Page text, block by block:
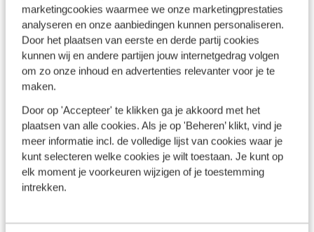
marketingcookies waarmee we onze marketingprestaties
analyseren en onze aanbiedingen kunnen personaliseren.
Door het plaatsen van eerste en derde partij cookies
kunnen wij en andere partijen jouw internetgedrag volgen
om zo onze inhoud en advertenties relevanter voor je te
maken.
Door op 'Accepteer' te klikken ga je akkoord met het
plaatsen van alle cookies. Als je op 'Beheren’ klikt, vind je
meer informatie incl. de volledige lijst van cookies waar je
kunt selecteren welke cookies je wilt toestaan. Je kunt op
elk moment je voorkeuren wijzigen of je toestemming
intrekken.
Natuurliefhebbers kiezen juist voor een eco-lodge bij het
natuurgebied Ria Formosa. Dankzij jehuurautokun je de
hele kust ontdekken, van levendige badplaatsen tot
verborgen baaien.
De Algarve ontdekken vanuit een uniek
hotel
Of je nu in de lente komt, of juist in het voor- of najaar: het
weer is mild en zonnig. Niet voor niets is de regio zo
populair onder reizigers die zich afvragen: 'Wat is de
beste tijd om naar de Algarve te gaan?' – het antwoord is:
kust naar de andere. Bezoek het fort van Silves, proef